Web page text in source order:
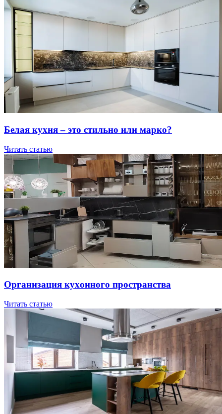
Бeлaя куxня – этo cтильнo или мapкo?
Читать статью
Opгaнизaция куxoннoгo пpocтpaнcтвa
Читать статью